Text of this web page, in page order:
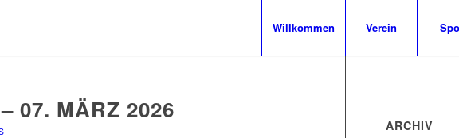
Willkommen Verein
07. MÄRZ 2026
ARCHIV